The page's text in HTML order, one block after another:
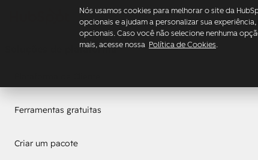
Nós usamos cookies para melhorar o site da
opcionais e ajudam a personalizar sua
opcionais. Caso você não selecione nenhuma
mais, acesse nossa Política de Cookies.
Soluções de plataforma
Ferramentas gratuitas
Criar um pacote